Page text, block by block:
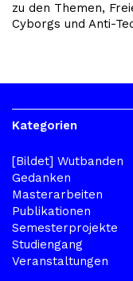
zu den Themen,
Cyborgs und Anti-
Kategorien
[Bildet] Wutbanden
Gedanken
Masterarbeiten
Publikationen
Semesterprojekte
Studiengang
Veranstaltungen